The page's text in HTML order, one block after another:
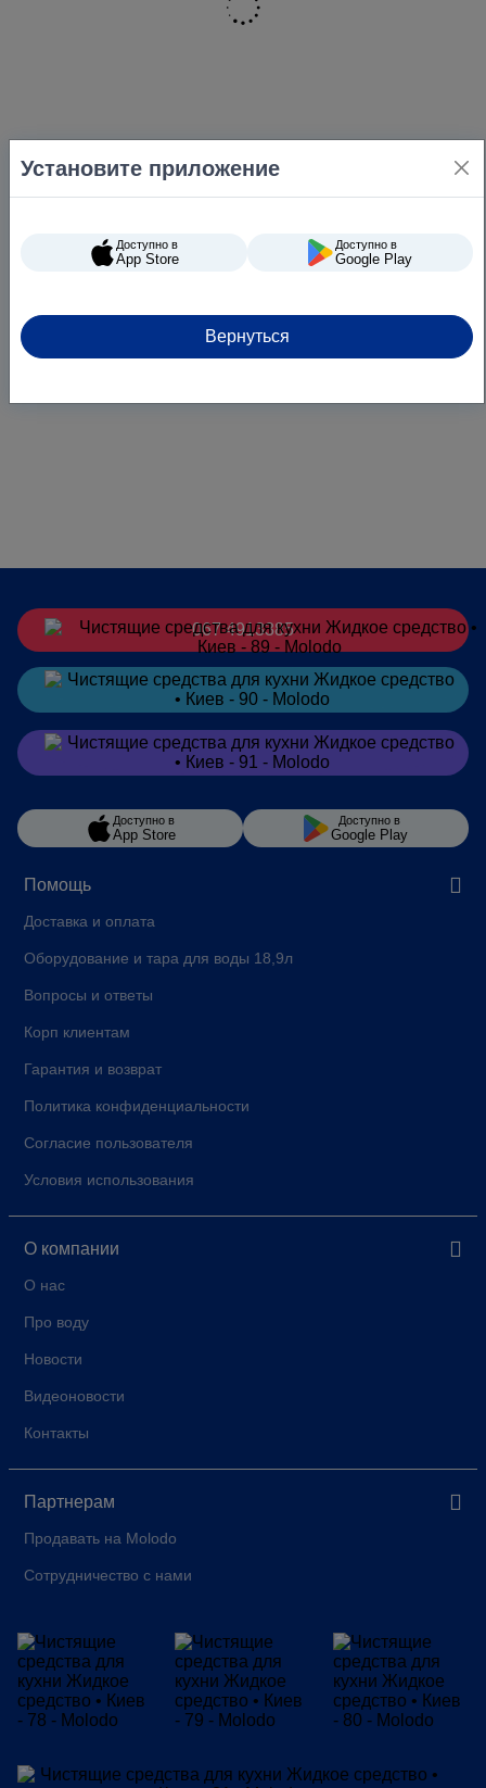
Помощь
Доставка и оплата
Оборудование и тара для воды 18,9л
Вопросы и ответы
Корп клиентам
Гарантия и возврат
Политика конфиденциальности
Согласие пользователя
Условия использования
О компании
О нас
Про воду
Новости
Видеоновости
Контакты
Партнерам
Продавать на Molodo
Сотрудничество с нами
067 4913385
Заказатьв Telegram
Заказатьв Viber
Доступно в
App Store
Доступно в
Google Play
Установите приложение
Доступно в
App Store
Доступно в
Google Play
Вернуться